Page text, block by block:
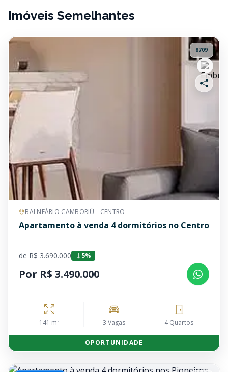
Imóveis Semelhantes
8709
BALNEÁRIO CAMBORIÚ - CENTRO
Apartamento à venda 4 dormitórios no Centro
de R$ 3.690.000 5%
Por R$ 3.490.000
141 m² 3 Vagas 4 Quartos
OPORTUNIDADE